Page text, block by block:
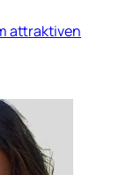
attraktiven